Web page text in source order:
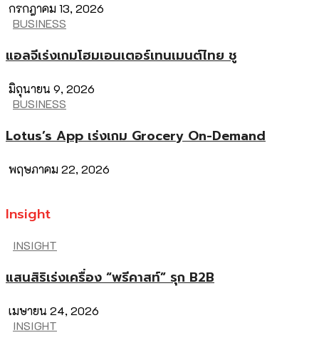
กรกฎาคม 13, 2026
BUSINESS
แอลจีเร่งเกมโฮมเอนเตอร์เทนเมนต์ไทย ชู
มิถุนายน 9, 2026
BUSINESS
Lotus’s App เร่งเกม Grocery On-Demand
พฤษภาคม 22, 2026
Insight
INSIGHT
แสนสิริเร่งเครื่อง “พรีคาสท์” รุก B2B
เมษายน 24, 2026
INSIGHT